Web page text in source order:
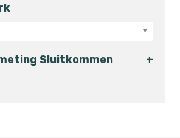
Sluitkommen +